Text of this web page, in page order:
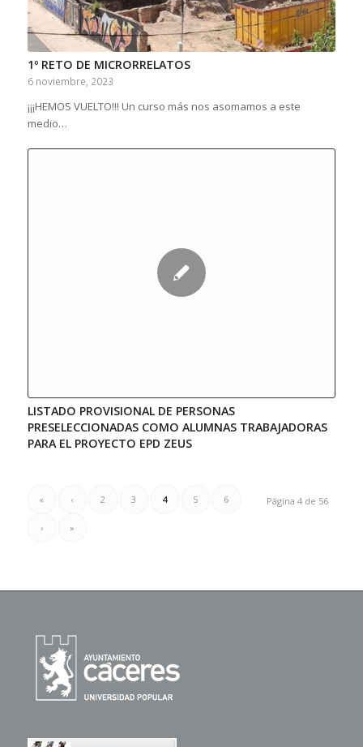
1º RETO DE MICRORRELATOS
6 noviembre, 2023
¡¡¡HEMOS VUELTO!!! Un curso más nos asomamos a este
medio…
LISTADO PROVISIONAL DE PERSONAS
PRESELECCIONADAS COMO ALUMNAS TRABAJADORAS
PARA EL PROYECTO EPD ZEUS
Página 4 de 56
« ‹ 2 3 4 5 6
› »